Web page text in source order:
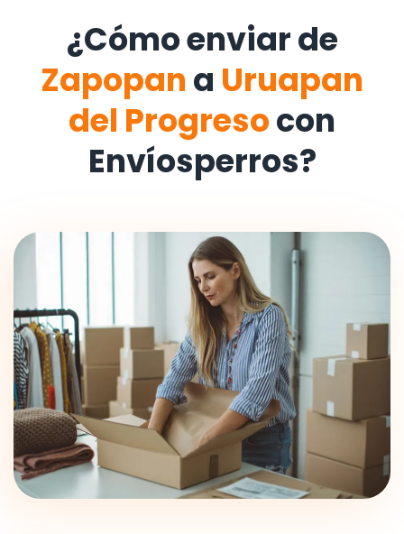
¿Cómo enviar de
Zapopan a Uruapan
del Progresocon
Envíosperros?